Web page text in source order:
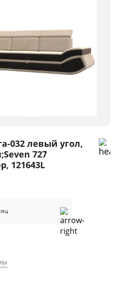
032 левый угол,
727
121643L